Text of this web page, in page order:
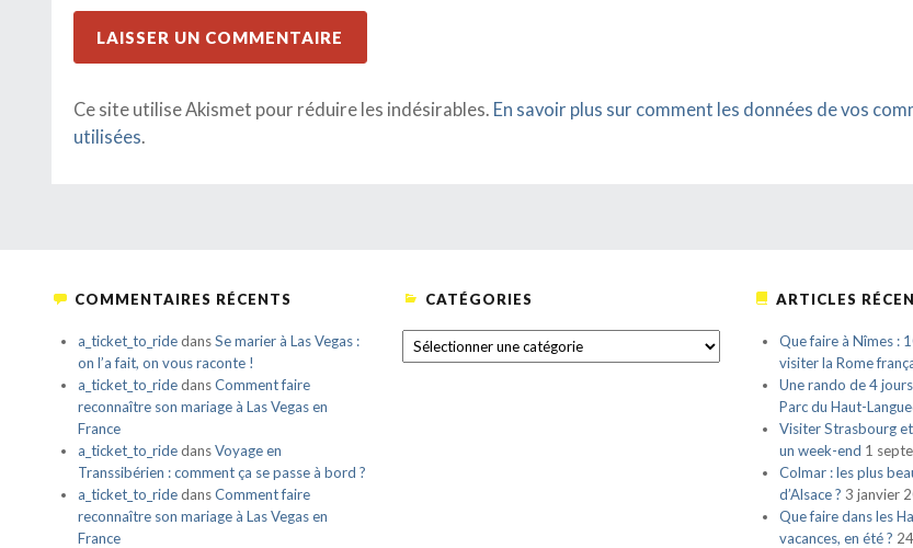
Ce site utilise Akismet pour réduire les indésirables. En savoir plus sur comment les données de vos
utilisées.
COMMENTAIRES RÉCENTS
a_ticket_to_ridedansSe marier à Las Vegas :
on l’a fait, on vous raconte !
a_ticket_to_ridedansComment faire
reconnaître son mariage à Las Vegas en
France
a_ticket_to_ridedansVoyage en
Transsibérien : comment ça se passe à bord ?
a_ticket_to_ridedansComment faire
reconnaître son mariage à Las Vegas en
France
CATÉGORIES
CATÉGORIES
ARTICLES
Que faire à Nîmes :
visiter la Rome
Une rando de 4
Parc du Haut-
Visiter Strasbourg
un week-end 1
Colmar : les plus
d’Alsace ? 3 janvier
Que faire dans les
vacances, en été ?